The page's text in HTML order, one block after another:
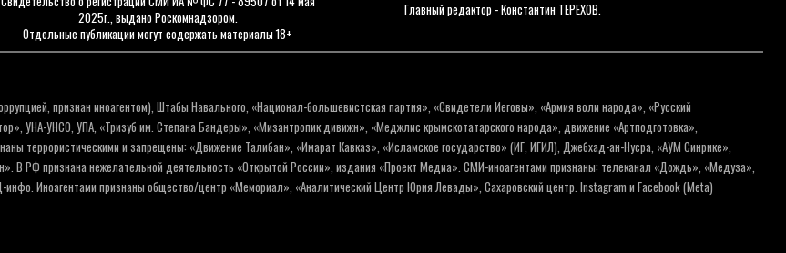
2025г., выдано Роскомнадзором.
Отдельные публикации могут содержать материалы 18+
Главный редактор - Константин ТЕРЕХОВ.
признан иноагентом), Штабы Навального, «Национал-большевистская партия», «Свидетели Иеговы», «Армия воли народа», «Русский
УНА-УНСО, УПА, «Тризуб им. Степана Бандеры», «Мизантропик дивижн», «Меджлис крымскотатарского народа», движение «Артподготовка»,
террористическими и запрещены: «Движение Талибан», «Имарат Кавказ», «Исламское государство» (ИГ, ИГИЛ), Джебхад-ан-Нусра, «АУМ Синрике»,
В РФ признана нежелательной деятельность «Открытой России», издания «Проект Медиа». СМИ-иноагентами признаны: телеканал «Дождь», «Медуза»,
Иноагентами признаны общество/центр «Мемориал», «Аналитический Центр Юрия Левады», Сахаровский центр. Instagram и Facebook (Metа)